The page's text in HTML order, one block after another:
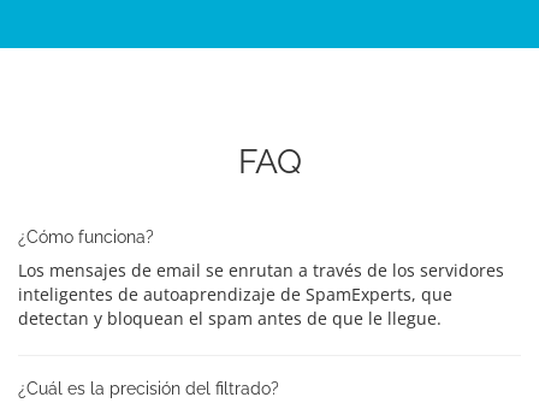
FAQ
¿Cómo funciona?
Los mensajes de email se enrutan a través de los servidores
inteligentes de autoaprendizaje de SpamExperts, que
detectan y bloquean el spam antes de que le llegue.
¿Cuál es la precisión del filtrado?